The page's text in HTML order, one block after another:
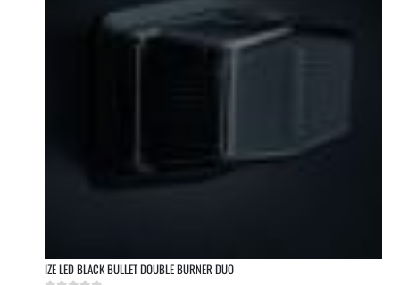
IZE LED BLACK BULLET DOUBLE BURNER DUO